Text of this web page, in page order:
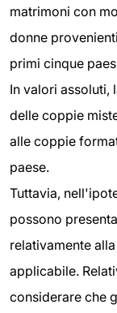
matrimoni con
donne
primi cinque
In valori assoluti,
delle coppie
alle coppie
paese.
Tuttavia,
possono
relativamente
applicabile.
considerare che